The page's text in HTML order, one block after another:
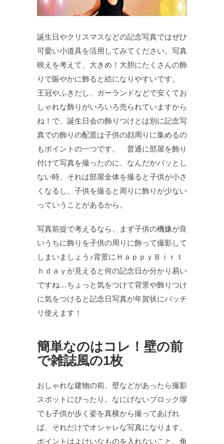
誕生日やクリスマスなどの記念写真ではぜひ
可愛い小道具を活用してみてください。写真
映えを考えて、大きめ！大胆にたくさんの飾
りで賑やかに飾ると絵になりやすいです。
王冠やふきだし、ガーランドなどで安くてお
しゃれな飾りがいろいろ売られていますから
ね！で、誕生日会の飾りつけとは別に記念写
真での飾りの配置は子供の顔周りに集めるの
もポイントの一つです。 普通に部屋を飾り
付けて写真を撮ったのに、なんだかパッとし
ない時、それは部屋全体を撮ると子供が小さ
くなるし、子供を撮ると周りに飾りが少ない
っていうことがあるから。
写真前提で考えるなら、まず子供の機嫌が良
いうちに飾りを子供の周りに飾って撮影して
しまいましょう♪背景にＨａｐｐｙＢｉｒｔ
ｈｄａｙが見えると何の記念日か分かり易い
ですね…ちょっと気をつけて背景や飾りつけ
に気をつけると記念日写真が年賀状にバッチ
リ使えます！
簡単なのはコレ！壁の前
で雑誌風の1枚
おしゃれな建物の前、壁などがあったら撮影
スポットにぴったり。なにげないブロック塀
でも子供が歩く姿を真横から撮ってあげれ
ば、それだけでオシャレな写真になります。
ポイントはよけいなものを入れないこと。角